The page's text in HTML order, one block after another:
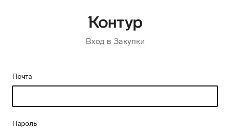
Вход в Закупки
Почта
Пароль